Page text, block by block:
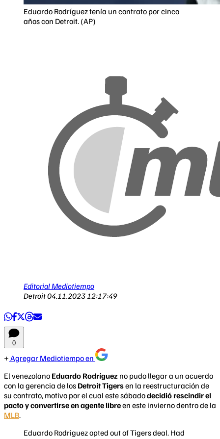
Eduardo Rodríguez tenía un contrato por cinco
años con Detroit. (AP)
Editorial Mediotiempo
Detroit04.11.2023 12:17:49
0
Agregar Mediotiempo en
El venezolano Eduardo Rodríguez no pudo llegar a un acuerdo
con la gerencia de los Detroit Tigersen la reestructuración de
su contrato, motivo por el cual este sábadodecidió rescindir el
pacto y convertirse en agente libreen este invierno dentro de la
MLB.
Eduardo Rodriguez opted out of Tigers deal. Had